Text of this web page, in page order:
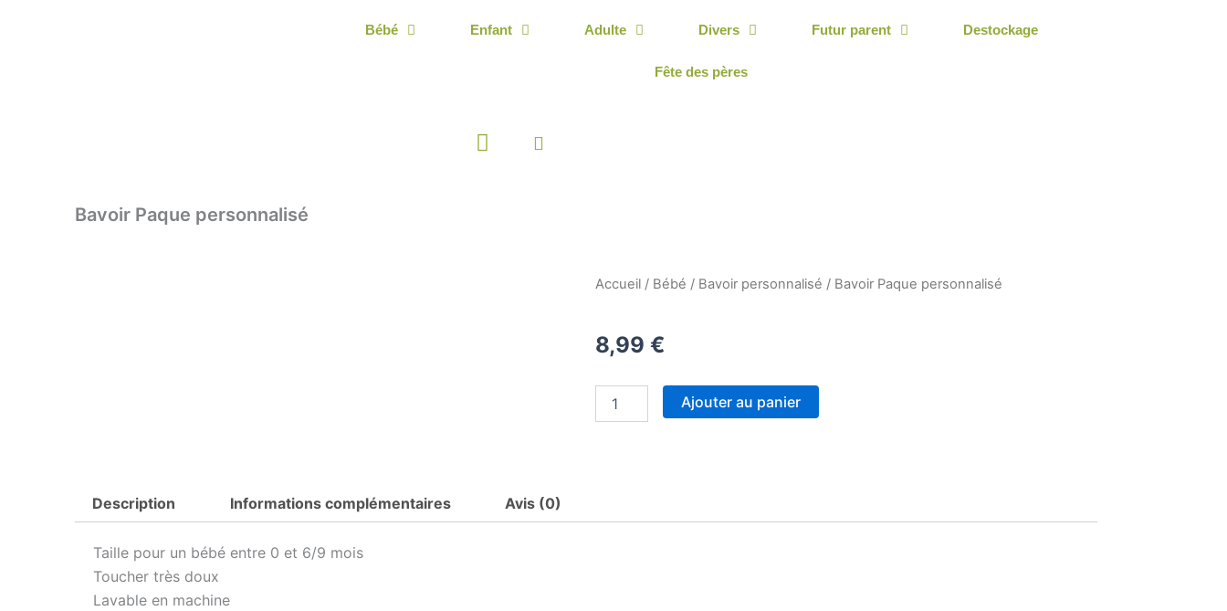
Bébé Enfant Adulte Divers Futur parent Destockage
Fête des pères
Panier
Bavoir Paque personnalisé
Accueil / Bébé / Bavoir personnalisé / Bavoir Paque personnalisé
8,99 €
Ajouter au panier
Description Informations complémentaires Avis (0)
Taille pour un bébé entre 0 et 6/9 mois
Toucher très doux
Lavable en machine